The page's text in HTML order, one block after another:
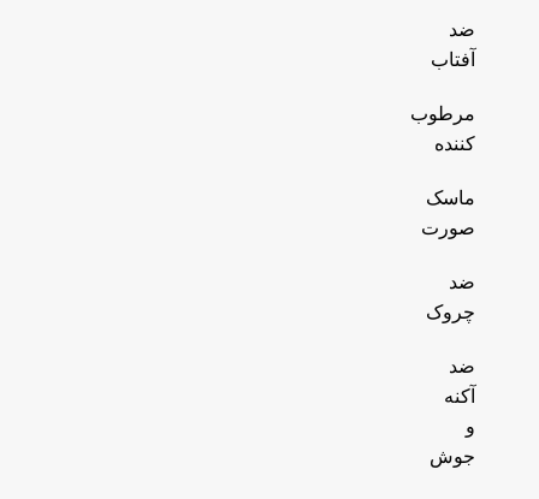
ضد
آفتاب
مرطوب
کننده
ماسک
صورت
ضد
چروک
ضد
آکنه
و
جوش